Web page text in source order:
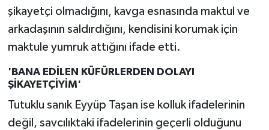
şikayetçi olmadığını, kavga esnasında maktul ve
arkadaşının saldırdığını, kendisini korumak için
maktule yumruk attığını ifade etti.
'BANA EDİLEN KÜFÜRLERDEN DOLAYI
ŞİKAYETÇİYİM'
Tutuklu sanık Eyyüp Taşan ise kolluk ifadelerinin
değil, savcılıktaki ifadelerinin geçerli olduğunu